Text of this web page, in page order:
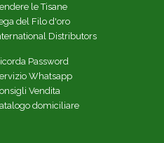
le Tisane
del Filo d'oro
Distributors
Password
Whatsapp
Vendita
domiciliare